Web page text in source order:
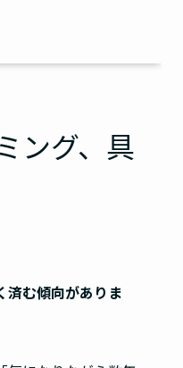
ング、具
済む傾向がありま